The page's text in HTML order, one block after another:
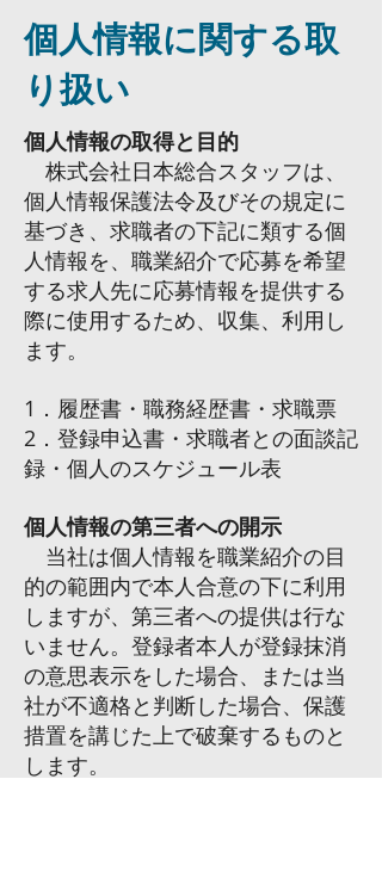
個人情報に関する取
り扱い
個人情報の取得と目的
株式会社日本総合スタッフは、
個人情報保護法令及びその規定に
基づき、求職者の下記に類する個
人情報を、職業紹介で応募を希望
する求人先に応募情報を提供する
際に使用するため、収集、 利用し
ます。
1．履歴書・職務経歴書・求職票
2．登録申込書・求職者との面談記
録・個人のスケジュール表
個人情報の第三者への開示
当社は個人情報を職業紹介の目
的の範囲内で本人合意の下に利用
しますが、第三者への提供は行な
いません。登録者本人が登録抹消
の意思表示をした場合、または当
社が不適格と判断した場合、保護
措置を講じた上で破棄するものと
します。